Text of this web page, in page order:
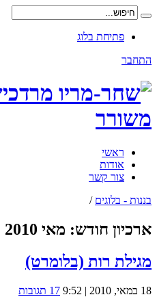
פתיחת בלוג
התחבר
משורר
ראשי
אודות
צור קשר
בננות - בלוגים /
ארכיון חודש: מאי 2010
מגילת רות (בלומרט)
18 במאי, 2010 | 9:52
17 תגובות